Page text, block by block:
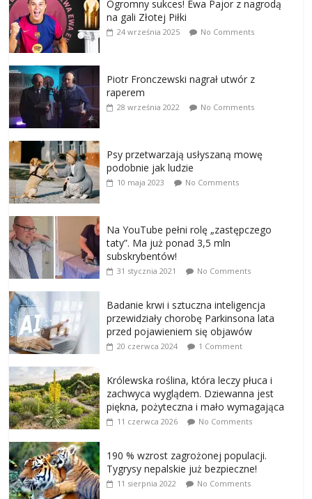
Ogromny sukces! Ewa Pajor z nagrodą
na gali Złotej Piłki
24 września 2025 No Comments
Piotr Fronczewski nagrał utwór z
raperem
28 września 2022 No Comments
Psy przetwarzają usłyszaną mowę
podobnie jak ludzie
10 maja 2023 No Comments
Na YouTube pełni rolę „zastępczego
taty”. Ma już ponad 3,5 mln
subskrybentów!
31 stycznia 2021 No Comments
Badanie krwi i sztuczna inteligencja
przewidziały chorobę Parkinsona lata
przed pojawieniem się objawów
20 czerwca 2024 1 Comment
Królewska roślina, która leczy płuca i
zachwyca wyglądem. Dziewanna jest
piękna, pożyteczna i mało wymagająca
11 czerwca 2026 No Comments
190 % wzrost zagrożonej populacji.
Tygrysy nepalskie już bezpieczne!
11 sierpnia 2022 No Comments